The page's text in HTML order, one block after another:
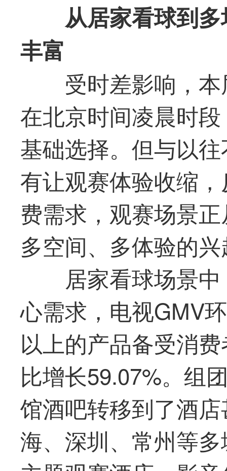
从居家看球到
丰富
受时差影响，
在北京时间凌晨时
基础选择。但与以
有让观赛体验收缩
费需求，观赛场景
多空间、多体验的
居家看球场景
心需求，电视GMV
以上的产品备受消
比增长59.07%。组
馆酒吧转移到了酒
海、深圳、常州等